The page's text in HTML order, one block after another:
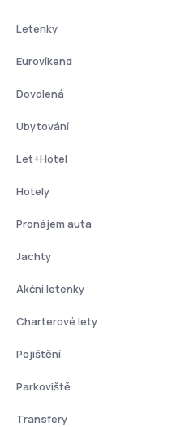
Letenky
Eurovíkend
Dovolená
Ubytování
Let+Hotel
Hotely
Pronájem auta
Jachty
Akční letenky
Charterové lety
Pojištění
Parkoviště
Transfery